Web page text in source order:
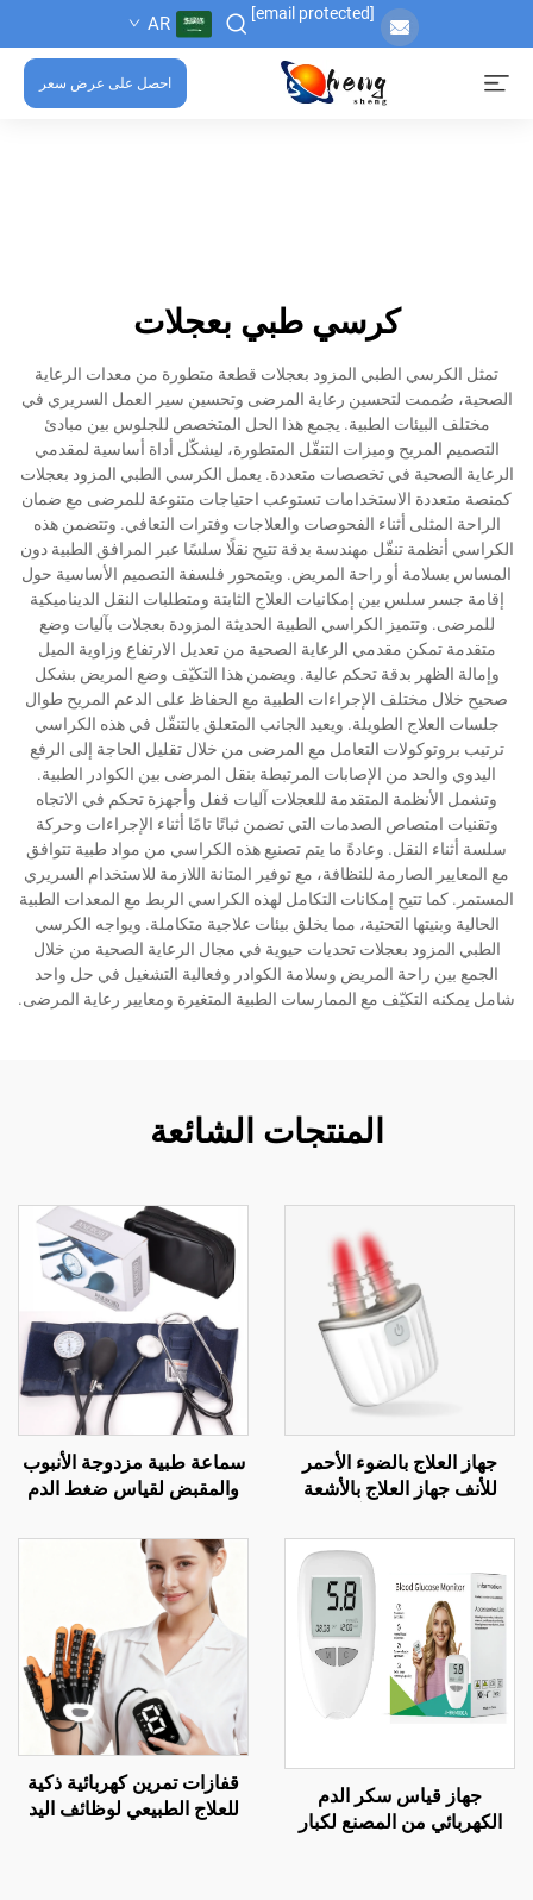
[email protected]
AR
احصل على عرض سعر
كرسي طبي بعجلات
تمثل الكرسي الطبي المزود بعجلات قطعة متطورة من معدات الرعاية
الصحية، صُممت لتحسين رعاية المرضى وتحسين سير العمل السريري في
مختلف البيئات الطبية. يجمع هذا الحل المتخصص للجلوس بين مبادئ
التصميم المريح وميزات التنقّل المتطورة، ليشكّل أداة أساسية لمقدمي
الرعاية الصحية في تخصصات متعددة. يعمل الكرسي الطبي المزود بعجلات
كمنصة متعددة الاستخدامات تستوعب احتياجات متنوعة للمرضى مع ضمان
الراحة المثلى أثناء الفحوصات والعلاجات وفترات التعافي. وتتضمن هذه
الكراسي أنظمة تنقّل مهندسة بدقة تتيح نقلًا سلسًا عبر المرافق الطبية دون
المساس بسلامة أو راحة المريض. ويتمحور فلسفة التصميم الأساسية حول
إقامة جسر سلس بين إمكانيات العلاج الثابتة ومتطلبات النقل الديناميكية
للمرضى. وتتميز الكراسي الطبية الحديثة المزودة بعجلات بآليات وضع
متقدمة تمكن مقدمي الرعاية الصحية من تعديل الارتفاع وزاوية الميل
وإمالة الظهر بدقة تحكم عالية. ويضمن هذا التكيّف وضع المريض بشكل
صحيح خلال مختلف الإجراءات الطبية مع الحفاظ على الدعم المريح طوال
جلسات العلاج الطويلة. ويعيد الجانب المتعلق بالتنقّل في هذه الكراسي
ترتيب بروتوكولات التعامل مع المرضى من خلال تقليل الحاجة إلى الرفع
اليدوي والحد من الإصابات المرتبطة بنقل المرضى بين الكوادر الطبية.
وتشمل الأنظمة المتقدمة للعجلات آليات قفل وأجهزة تحكم في الاتجاه
وتقنيات امتصاص الصدمات التي تضمن ثباتًا تامًا أثناء الإجراءات وحركة
سلسة أثناء النقل. وعادةً ما يتم تصنيع هذه الكراسي من مواد طبية تتوافق
مع المعايير الصارمة للنظافة، مع توفير المتانة اللازمة للاستخدام السريري
المستمر. كما تتيح إمكانات التكامل لهذه الكراسي الربط مع المعدات الطبية
الحالية وبنيتها التحتية، مما يخلق بيئات علاجية متكاملة. ويواجه الكرسي
الطبي المزود بعجلات تحديات حيوية في مجال الرعاية الصحية من خلال
الجمع بين راحة المريض وسلامة الكوادر وفعالية التشغيل في حل واحد
شامل يمكنه التكيّف مع الممارسات الطبية المتغيرة ومعايير رعاية المرضى.
المنتجات الشائعة
جهاز العلاج بالضوء الأحمر
للأنف جهاز العلاج بالأشعة
بالتهاب الجيوب الأنفية الذكية
سماعة طبية مزدوجة الأنبوب
والمقبض لقياس ضغط الدم
وحزام يدوي لقياس الضغط
من نوع الذراع
جهاز قياس سكر الدم
الكهربائي من المصنع لكبار
قفازات تمرين كهربائية ذكية
للعلاج الطبيعي لوظائف اليد